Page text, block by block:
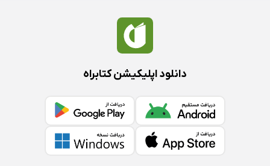
دانلود اپلیکیشن کتابراه